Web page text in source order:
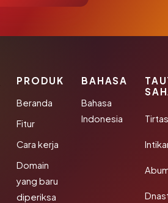
PRODUK
Beranda
Fitur
Cara kerja
Domain
yang baru
diperiksa
BAHASA
Bahasa
Indonesia